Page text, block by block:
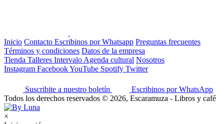
Inicio Contacto Escribinos por Whatsapp Preguntas frecuentes
Términos y condiciones Datos de la empresa
Tienda Talleres Intervalo Agenda cultural Nosotros
Instagram FacebookYouTube Spotify Twitter
Suscribite a nuestro boletín
Escribinos por WhatsApp
Todos los derechos reservados © 2026, Escaramuza - Libros y café
×